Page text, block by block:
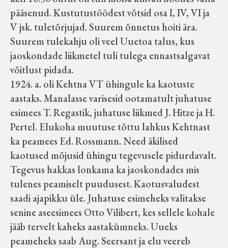
pääsenud. Kustutustöödest võtsid osa I, IV, VI ja
V jsk. tuletõrjujad. Suurem õnnetus hoiti ära.
Suurem tulekahju oli veel Uuetoa talus, kus
jaoskondade liikmetel tuli tulega ennastsalgavat
võitlust pidada.
1924. a. oli Kehtna VT ühingule ka kaotuste
aastaks. Manalasse varisesid ootamatult juhatuse
esimees T. Regastik, juhatuse liikmed J. Hitze ja H.
Pertel. Elukoha muutuse tõttu lahkus Kehtnast
ka peamees Ed. Rossmann. Need äkilised
kaotused mõjusid ühingu tegevusele pidurdavalt.
Tegevus hakkas lonkama ka jaoskondades mis
tulenes peamiselt puudusest. Kaotusvaludest
saadi ajapikku üle. Juhatuse esimeheks valitakse
senine aseesimees Otto Vilibert, kes sellele kohale
jääb tervelt kaheks aastakümneks. Uueks
peameheks saab Aug. Seersant ja elu veereb